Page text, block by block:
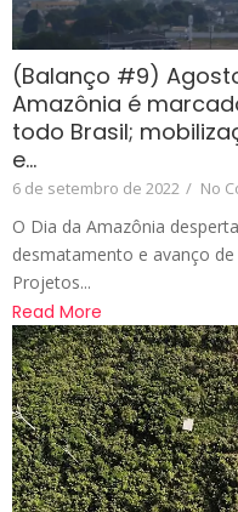
(Balanço #9)
Amazônia é
todo Brasil;
e…
6 de setembro de 2022 / No
O Dia da Amazônia
desmatamento e avanço
Projetos...
Read More